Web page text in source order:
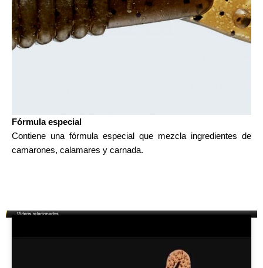
Fórmula especial
Contiene una fórmula especial que mezcla ingredientes de
camarones, calamares y carnada.